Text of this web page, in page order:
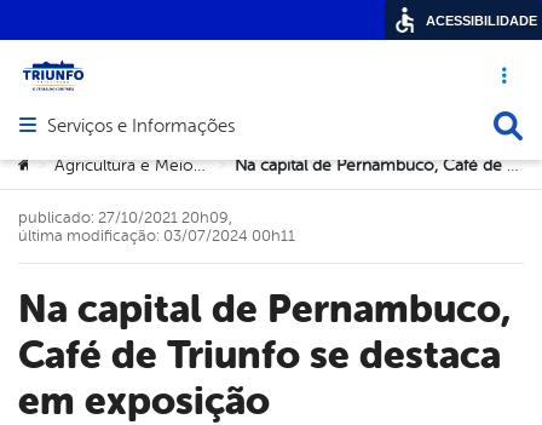
Acesso
Abrir menu principal de navegação
Serviços e Informações
Você está aqui:
> Agricultura e Meio Ambiente > Na capital de Pernambuco, Café de Triunfo se destaca em exposição
Na capital de Pernambuco,
Café de Triunfo se destaca
em exposição
publicado: 27/10/2021 20h09,
última modificação: 03/07/2024 00h11
ACESSIBILIDADE